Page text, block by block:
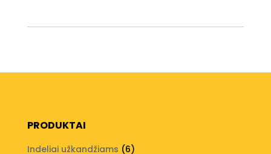
PRODUKTAI
Indeliai užkandžiams 66